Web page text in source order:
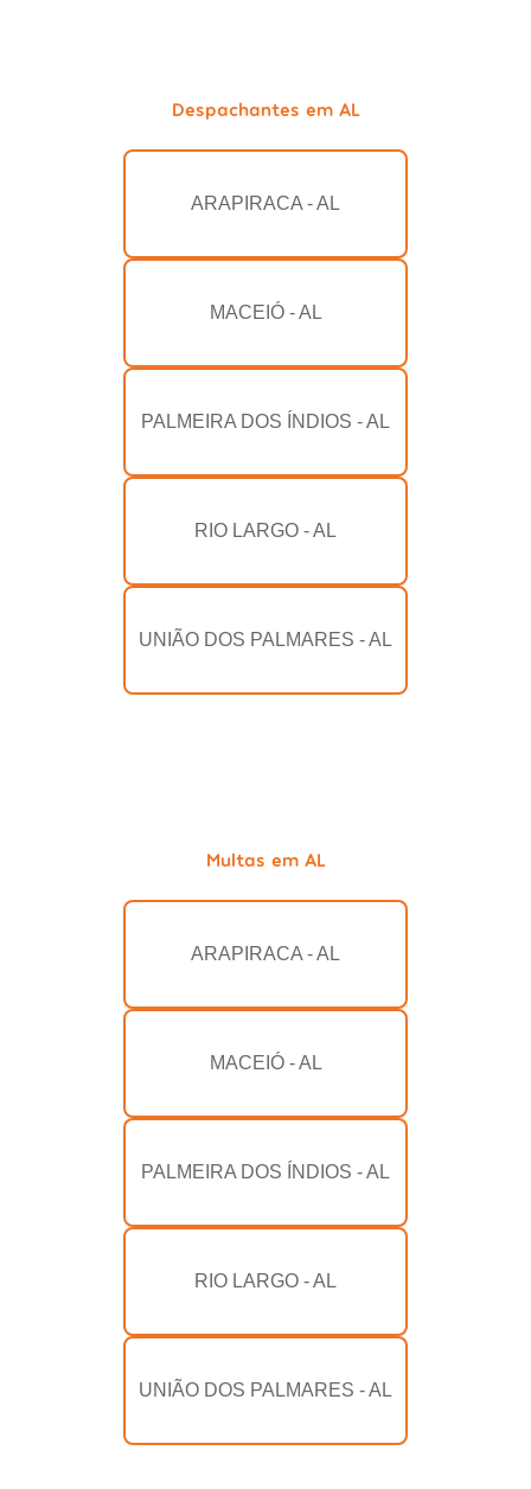
Despachantes em AL
ARAPIRACA - AL
MACEIÓ - AL
PALMEIRA DOS ÍNDIOS - AL
RIO LARGO - AL
UNIÃO DOS PALMARES - AL
Multas em AL
ARAPIRACA - AL
MACEIÓ - AL
PALMEIRA DOS ÍNDIOS - AL
RIO LARGO - AL
UNIÃO DOS PALMARES - AL